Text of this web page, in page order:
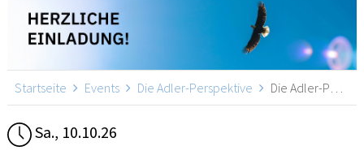
Startseite Events Die Adler-Perspektive Die Adler-Perspektive, Hamburg
Sa., 10.10.26